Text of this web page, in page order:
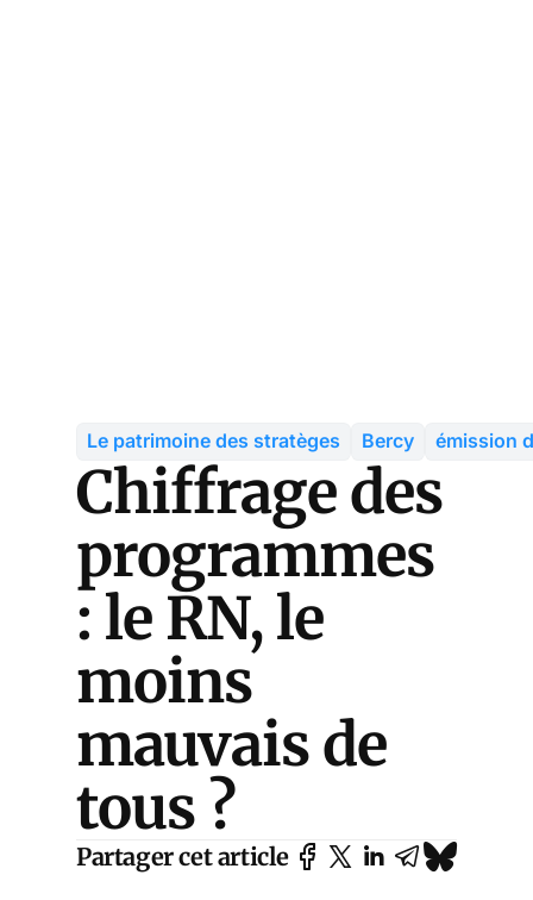
Le patrimoine des stratèges Bercy émission
Chiffrage des
programmes
: le RN, le
moins
mauvais de
tous ?
Partager cet article